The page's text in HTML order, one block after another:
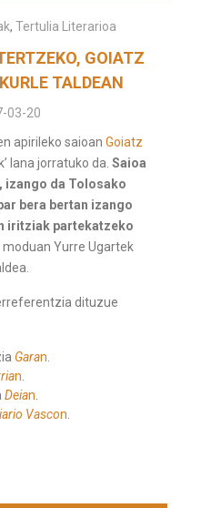
, Tertulia Literarioa
GOIATZ
TALDEAN
03-20
apirileko saioanGoiatz
lana jorratuko da.Saioa
izango da Tolosako
bera bertan izango
iritziak partekatzeko
moduan Yurre Ugartek
dituzue
Garan
n
Deian
Vascon